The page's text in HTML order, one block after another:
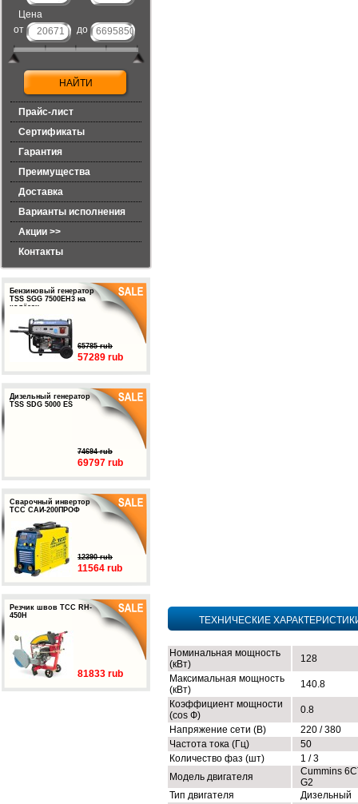
Цена
от
до
Прайс-лист
Сертификаты
Гарантия
Преимущества
Доставка
Варианты исполнения
Акции >>
Контакты
Бензиновый генератор
TSS SGG 7500EH3 на
колёсах
65785 rub
57289 rub
Дизельный генератор
TSS SDG 5000 ES
74694 rub
69797 rub
Сварочный инвертор
ТСС САИ-200ПРОФ
12390 rub
11564 rub
Резчик швов ТСС RH-
450H
81833 rub
ТЕХНИЧЕСКИЕ
Номинальная мощность
(кВт)
128
Максимальная мощность
(кВт)
140.8
Коэффициент мощности
(cos Ф)
0.8
Напряжение сети (В)
220 / 380
Частота тока (Гц)
50
Количество фаз (шт)
1 / 3
Модель двигателя
Cummins
G2
Тип двигателя
Дизельный